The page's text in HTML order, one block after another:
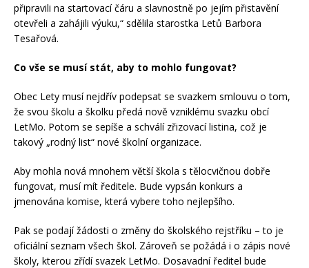
připravili na startovací čáru a slavnostně po jejím přistavění
otevřeli a zahájili výuku,“ sdělila starostka Letů Barbora
Tesařová.
Co vše se musí stát, aby to mohlo fungovat?
Obec Lety musí nejdřív podepsat se svazkem smlouvu o tom,
že svou školu a školku předá nově vzniklému svazku obcí
LetMo. Potom se sepíše a schválí zřizovací listina, což je
takový „rodný list“ nové školní organizace.
Aby mohla nová mnohem větší škola s tělocvičnou dobře
fungovat, musí mít ředitele. Bude vypsán konkurs a
jmenována komise, která vybere toho nejlepšího.
Pak se podají žádosti o změny do školského rejstříku – to je
oficiální seznam všech škol. Zároveň se požádá i o zápis nové
školy, kterou zřídí svazek LetMo. Dosavadní ředitel bude